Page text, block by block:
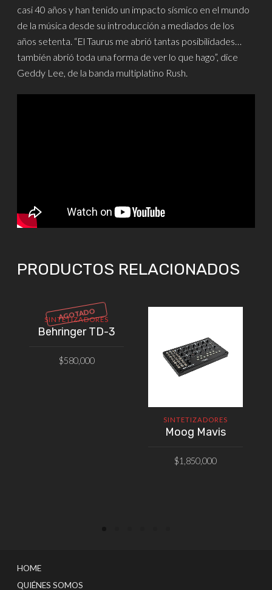
casi 40 años y han tenido un impacto sísmico en el mundo
de la música desde su introducción a mediados de los
años setenta. “El Taurus me abrió tantas posibilidades…
también abrió toda una forma de ver lo que hago”, dice
Geddy Lee, de la banda multiplatino Rush.
PRODUCTOS RELACIONADOS
AGOTADO
SINTETIZADORES
Behringer TD-3
$580,000
SINTETIZADORES
Moog Mavis
$1,850,000
HOME
QUIÉNES SOMOS